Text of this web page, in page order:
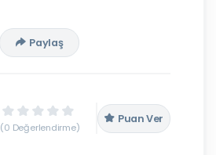
Paylaş
(0 Değerlendirme)
Puan Ver